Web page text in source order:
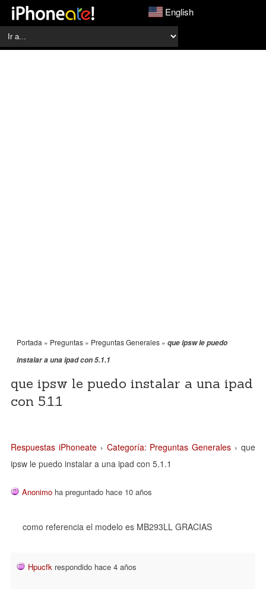
English
Portada » Preguntas » Preguntas Generales » que ipsw le puedo
instalar a una ipad con 5.1.1
que ipsw le puedo instalar a una ipad
con 5.1.1
Respuestas iPhoneate› Categoría: Preguntas Generales ›que
ipsw le puedo instalar a una ipad con 5.1.1
Anonimo ha preguntado hace 10 años
como referencia el modelo es MB293LL GRACIAS
Hpucfk respondido hace 4 años